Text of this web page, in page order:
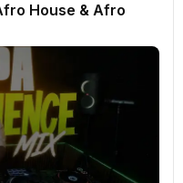
House & Afro